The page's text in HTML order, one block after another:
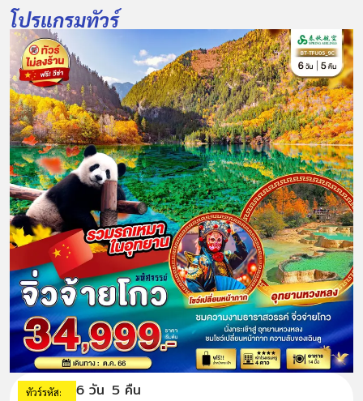
โปรแกรมทัวร์
ทัวร์รหัส:
6 วัน 5 คืน